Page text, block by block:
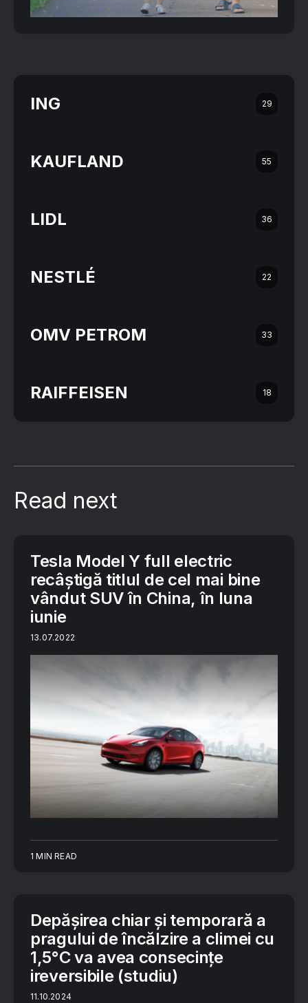
ING 29
KAUFLAND 55
LIDL 36
NESTLÉ 22
OMV PETROM 33
RAIFFEISEN 18
Read next
Tesla Model Y full electric
recâștigă titlul de cel mai bine
vândut SUV în China, în luna
iunie
13.07.2022
1 MIN READ
Depăşirea chiar și temporară a
pragului de încălzire a climei cu
1,5°C va avea consecinţe
ireversibile (studiu)
11.10.2024